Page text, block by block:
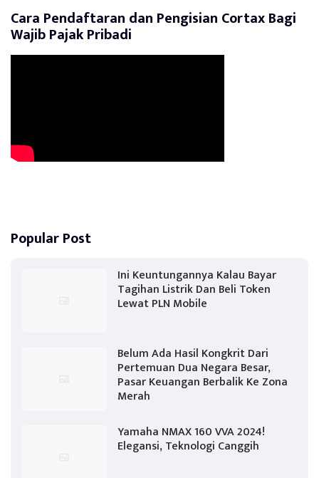
Cara Pendaftaran dan Pengisian Cortax Bagi
Wajib Pajak Pribadi
Popular Post
Ini Keuntungannya Kalau Bayar
Tagihan Listrik Dan Beli Token
Lewat PLN Mobile
Belum Ada Hasil Kongkrit Dari
Pertemuan Dua Negara Besar,
Pasar Keuangan Berbalik Ke Zona
Merah
Yamaha NMAX 160 VVA 2024!
Elegansi, Teknologi Canggih